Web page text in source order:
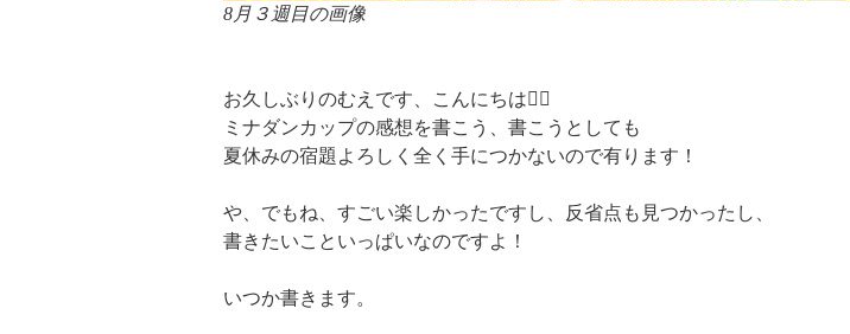
8月３週目の画像
お久しぶりのむえです、こんにちは🙋‍♀️
ミナダンカップの感想を書こう、書こうとしても
夏休みの宿題よろしく全く手につかないので有ります！
や、でもね、すごい楽しかったですし、反省点も見つかったし、
書きたいこといっぱいなのですよ！
いつか書きます。